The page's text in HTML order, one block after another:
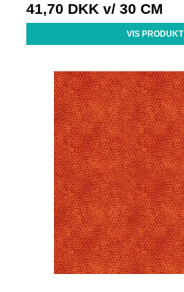
41,70 DKK v/ 30 CM
VIS PRODUKT